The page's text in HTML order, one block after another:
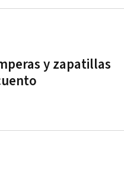
y zapatillas